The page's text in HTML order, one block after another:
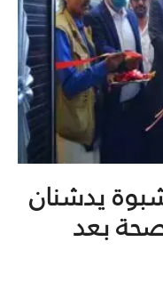
يدشنان
بعد